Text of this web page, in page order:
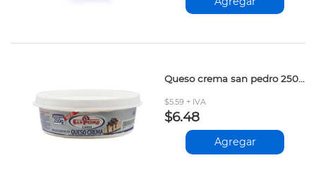
Queso crema san pedro 250gr
$5.59 + IVA
$6.48
Agregar